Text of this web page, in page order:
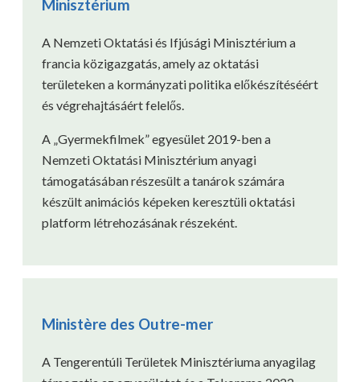
Minisztérium
A Nemzeti Oktatási és Ifjúsági Minisztérium a
francia közigazgatás, amely az oktatási
területeken a kormányzati politika előkészítéséért
és végrehajtásáért felelős.
A „Gyermekfilmek” egyesület 2019-ben a
Nemzeti Oktatási Minisztérium anyagi
támogatásában részesült a tanárok számára
készült animációs képeken keresztüli oktatási
platform létrehozásának részeként.
Ministère des Outre-mer
A Tengerentúli Területek Minisztériuma anyagilag